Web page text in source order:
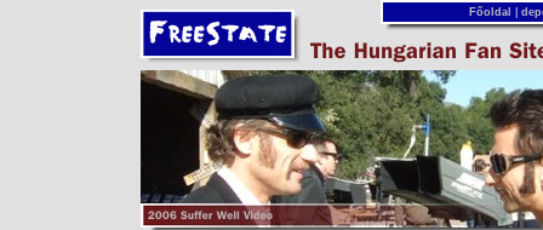
Főoldal